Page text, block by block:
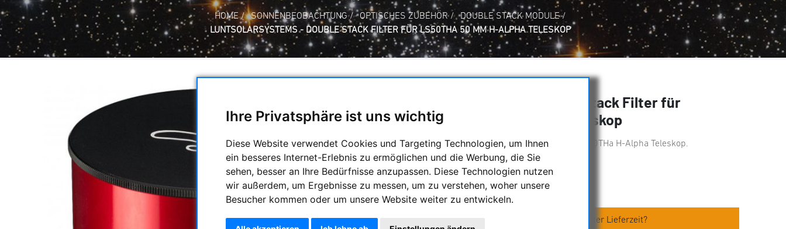
Ihre Privatsphäre ist uns wichtig
Diese Website verwendet Cookies und Targeting Technologien, um Ihnen
ein besseres Internet-Erlebnis zu ermöglichen und die Werbung, die Sie
sehen, besser an Ihre Bedürfnisse anzupassen. Diese Technologien nutzen
wir außerdem, um Ergebnisse zu messen, um zu verstehen, woher unsere
Besucher kommen oder um unsere Website weiter zu entwickeln.
HOME / SONNENBEOBACHTUNG / OPTISCHES ZUBEHÖR / DOUBLE STACK MODULE /
LUNTSOLARSYSTEMS - DOUBLE STACK FILTER FÜR LS50THA 50 MM H-ALPHA TELESKOP
LuntSolarSystems - Double Stack Filter für
LS50THa 50 mm H-Alpha Teleskop
Doublestack Etalon Filter für das neue Lunt LS50THa H-Alpha Teleskop.
Hersteller : Lunt Solar Systems
Artikelnummer :LU-0550210
Fragen zum Artikel oder Lieferzeit?